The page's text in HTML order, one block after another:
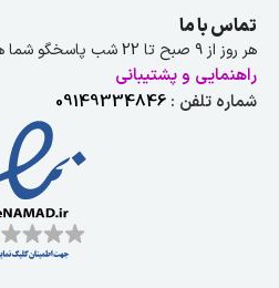
تماس با ما
هر روز از ۹ صبح تا 22 شب پاسخگو شما هستیم.
راهنمایی و پشتیبانی
شماره تلفن : 09149334846